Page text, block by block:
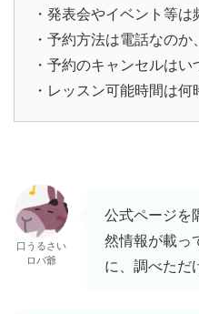
・発表会やイベント等
・予約方法は電話なの
・予約のキャンセルは
・レッスン可能時間は
口うるさい
ロバ爺
公式ページを
然情報が載っ
に、調べただ